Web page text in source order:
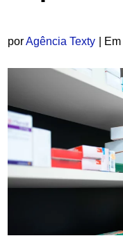
porAgência Texty | Em